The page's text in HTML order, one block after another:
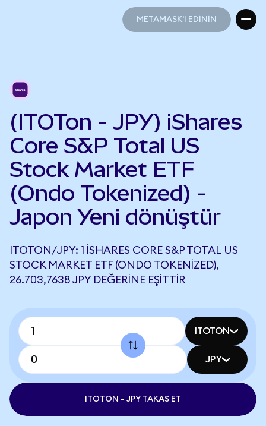
METAMASK'I EDİNİN
(ITOTon - JPY) iShares
Core S&P Total US
Stock Market ETF
(Ondo Tokenized) -
Japon Yeni dönüştür
ITOTON/JPY: 1 ISHARES CORE S&P TOTAL US
STOCK MARKET ETF (ONDO TOKENIZED),
26.703,7638 JPY DEĞERINE EŞITTIR
ITOTON
JPY
ITOTON - JPY TAKAS ET